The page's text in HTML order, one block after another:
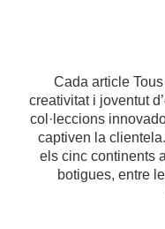
Cada article
creativitat i joventut
col·leccions
captiven la
els cinc continents
botigues, entre